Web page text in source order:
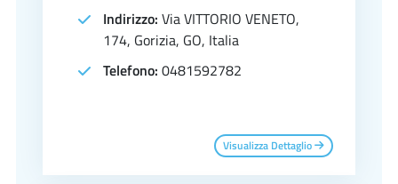
Indirizzo: Via VITTORIO VENETO,
174, Gorizia, GO, Italia
Telefono: 0481592782
Visualizza Dettaglio